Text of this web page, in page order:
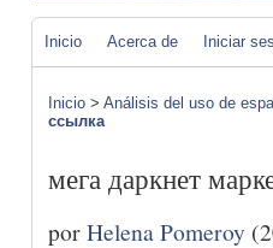
Inicio Acerca de Iniciar
Inicio > Análisis del uso de
ссылка
мега даркнет
porHelena Pomeroy